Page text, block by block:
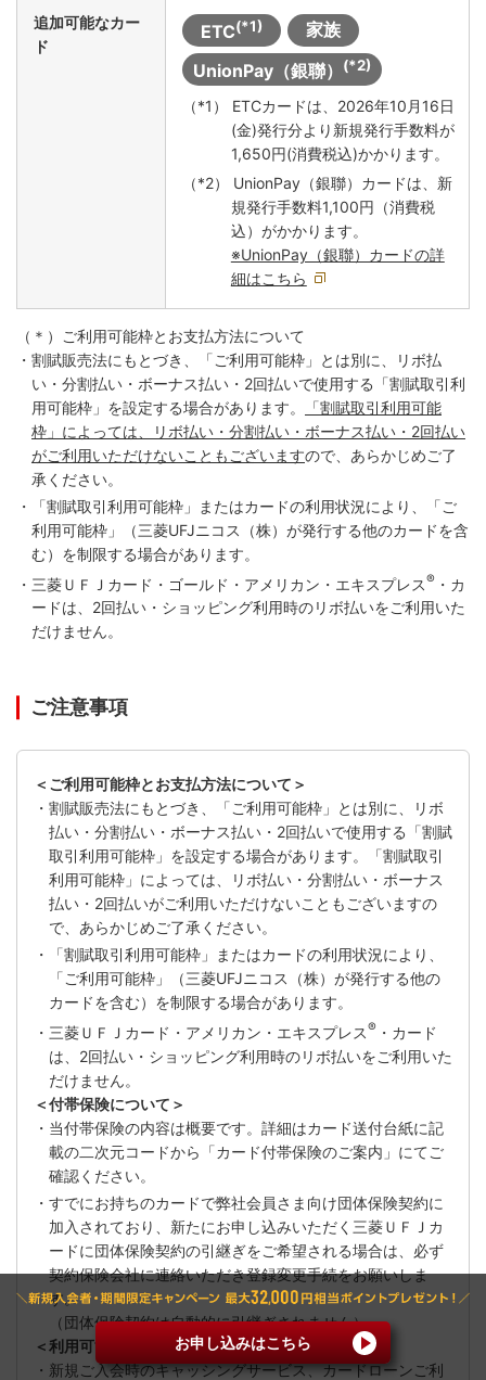
追加可能なカー
ド
ETC(*1)
家族
UnionPay（銀聯）
(*2)
（*1） ETCカードは、2026年10月16日
(金)発行分より新規発行手数料が
1,650円(消費税込)かかります。
（*2） UnionPay（銀聯）カードは、新
規発行手数料1,100円（消費税
込）がかかります。
※UnionPay（銀聯）カードの詳
細はこちら
（＊）ご利用可能枠とお支払方法について
・割賦販売法にもとづき、「ご利用可能枠」とは別に、リボ払
い・分割払い・ボーナス払い・2回払いで使用する「割賦取引利
用可能枠」を設定する場合があります。
「割賦取引利用可能
枠」によっては、リボ払い・分割払い・ボーナス払い・2回払い
がご利用いただけないこともございますので、あらかじめご了
承ください。
・「割賦取引利用可能枠」またはカードの利用状況により、「ご
利用可能枠」（三菱UFJニコス（株）が発行する他のカードを含
む）を制限する場合があります。
・三菱ＵＦＪカード・ゴールド・アメリカン・エキスプレス® ・カ
ードは、2回払い・ショッピング利用時のリボ払いをご利用いた
だけません。
ご注意事項
＜ご利用可能枠とお支払方法について＞
・割賦販売法にもとづき、「ご利用可能枠」とは別に、リボ
払い・分割払い・ボーナス払い・2回払いで使用する「割賦
取引利用可能枠」を設定する場合があります。「割賦取引
利用可能枠」によっては、リボ払い・分割払い・ボーナス
払い・2回払いがご利用いただけないこともございますの
で、あらかじめご了承ください。
・「割賦取引利用可能枠」またはカードの利用状況により、
「ご利用可能枠」（三菱UFJニコス（株）が発行する他の
カードを含む）を制限する場合があります。
・三菱ＵＦＪカード・アメリカン・エキスプレス® ・カード
は、2回払い・ショッピング利用時のリボ払いをご利用いた
だけません。
＜付帯保険について＞
・当付帯保険の内容は概要です。詳細はカード送付台紙に記
載の二次元コードから「カード付帯保険のご案内」にてご
確認ください。
・すでにお持ちのカードで弊社会員さま向け団体保険契約に
加入されており、新たにお申し込みいただく三菱ＵＦＪカ
ードに団体保険契約の引継ぎをご希望される場合は、必ず
契約保険会社に連絡いただき登録変更手続をお願いしま
す。
（団体保険契約は自動的に引継ぎされません）
＜利用可能枠について＞
・新規ご入会時のキャッシングサービス、カードローンご利
お申し込みはこちら